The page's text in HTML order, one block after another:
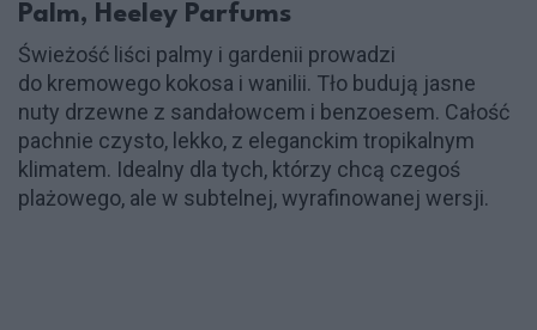
Palm, Heeley Parfums
Świeżość liści palmy i gardenii prowadzi
do kremowego kokosa i wanilii. Tło budują jasne
nuty drzewne z sandałowcem i benzoesem. Całość
pachnie czysto, lekko, z eleganckim tropikalnym
klimatem. Idealny dla tych, którzy chcą czegoś
plażowego, ale w subtelnej, wyrafinowanej wersji.